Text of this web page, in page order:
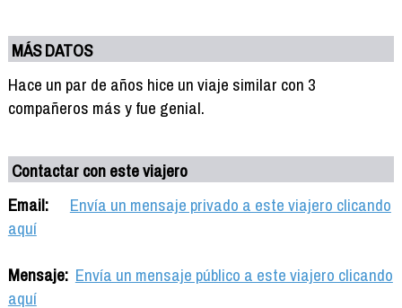
MÁS DATOS
Hace un par de años hice un viaje similar con 3
compañeros más y fue genial.
Contactar con este viajero
Email:
Envía un mensaje privado a este viajero clicando
aquí
Mensaje: Envía un mensaje público a este viajero clicando
aquí